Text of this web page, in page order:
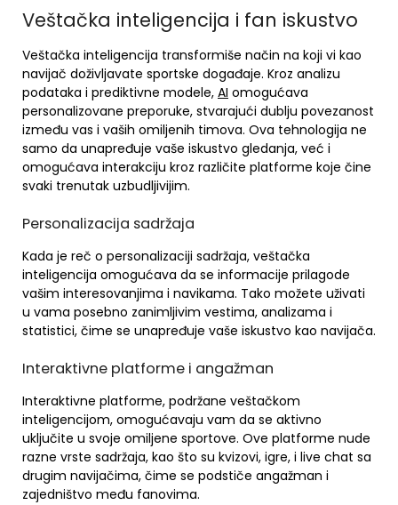
Veštačka inteligencija i fan iskustvo
Veštačka inteligencija transformiše način na koji vi kao
navijač doživljavate sportske događaje. Kroz analizu
podataka i prediktivne modele, AI omogućava
personalizovane preporuke, stvarajući dublju povezanost
između vas i vaših omiljenih timova. Ova tehnologija ne
samo da unapređuje vaše iskustvo gledanja, već i
omogućava interakciju kroz različite platforme koje čine
svaki trenutak uzbudljivijim.
Personalizacija sadržaja
Kada je reč o personalizaciji sadržaja, veštačka
inteligencija omogućava da se informacije prilagode
vašim interesovanjima i navikama. Tako možete uživati
u vama posebno zanimljivim vestima, analizama i
statistici, čime se unapređuje vaše iskustvo kao navijača.
Interaktivne platforme i angažman
Interaktivne platforme, podržane veštačkom
inteligencijom, omogućavaju vam da se aktivno
uključite u svoje omiljene sportove. Ove platforme nude
razne vrste sadržaja, kao što su kvizovi, igre, i live chat sa
drugim navijačima, čime se podstiče angažman i
zajedništvo među fanovima.